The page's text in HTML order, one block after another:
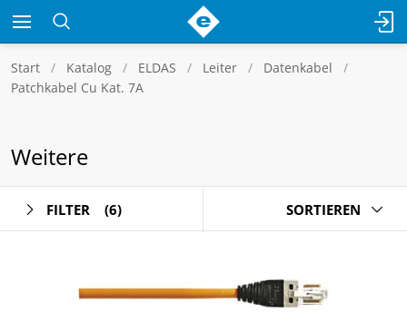
Start Katalog ELDAS Leiter
Datenkabel
Patchkabel Cu Kat. 7A
Weitere
FILTER (6) SORTIEREN